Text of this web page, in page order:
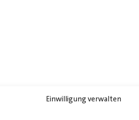
Einwilligung verwalten